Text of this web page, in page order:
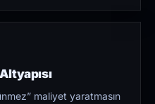
maliyet yaratmasın